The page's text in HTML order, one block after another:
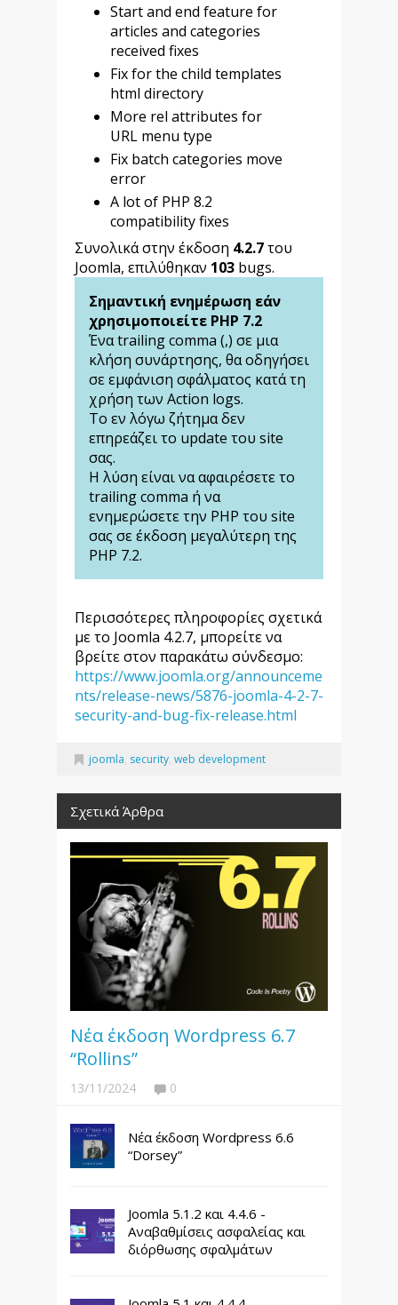
Start and end feature for
articles and categories
received fixes
Fix for the child templates
html directory
More rel attributes for
URL menu type
Fix batch categories move
error
A lot of PHP 8.2
compatibility fixes
Συνολικά στην έκδοση 4.2.7του
Joomla, επιλύθηκαν 103 bugs.
Σημαντική ενημέρωση εάν
χρησιμοποιείτε PHP 7.2
Ένα trailing comma (,) σε μια
κλήση συνάρτησης, θα οδηγήσει
σε εμφάνιση σφάλματος κατά τη
χρήση των Action logs.
Το εν λόγω ζήτημα δεν
επηρεάζει το update του site
σας.
Η λύση είναι να αφαιρέσετε το
trailing comma ή να
ενημερώσετε την PHP του site
σας σε έκδοση μεγαλύτερη της
PHP 7.2.
Περισσότερες πληροφορίες σχετικά
με το Joomla 4.2.7, μπορείτε να
βρείτε στον παρακάτω σύνδεσμο:
https://www.joomla.org/announceme
nts/release-news/5876-joomla-4-2-7-
security-and-bug-fix-release.html
joomla, security, web development
Σχετικά Άρθρα
Νέα έκδοση Wordpress 6.7
“Rollins”
13/11/2024 0
Νέα έκδοση Wordpress 6.6
“Dorsey”
Joomla 5.1.2 και 4.4.6 -
Αναβαθμίσεις ασφαλείας και
διόρθωσης σφαλμάτων